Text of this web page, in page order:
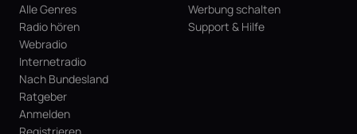
Alle Genres
Radio hören
Webradio
Internetradio
Nach Bundesland
Ratgeber
Anmelden
Werbung schalten
Support & Hilfe